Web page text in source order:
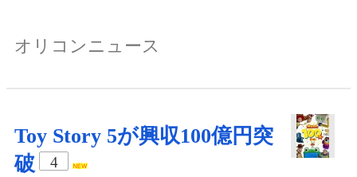
オリコンニュース
Toy Story 5が興収100億円突
破
4